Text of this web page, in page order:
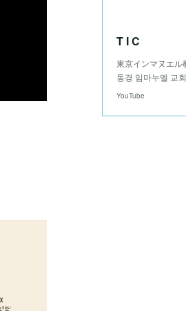
T I C
東京インマヌエル
동경 임마누엘 교
YouTube